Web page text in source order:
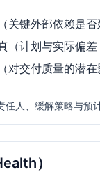
关键外部依赖是否
（计划与实际偏差
对交付质量的潜在
任人、缓解策略与预
）